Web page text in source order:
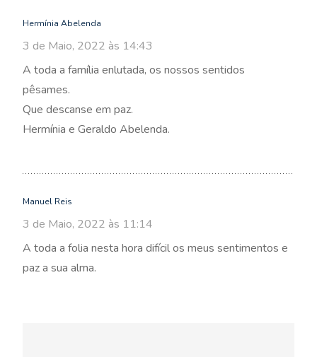
Hermínia Abelenda
3 de Maio, 2022 às 14:43
A toda a família enlutada, os nossos sentidos
pêsames.
Que descanse em paz.
Hermínia e Geraldo Abelenda.
Manuel Reis
3 de Maio, 2022 às 11:14
A toda a folia nesta hora difícil os meus sentimentos e
paz a sua alma.